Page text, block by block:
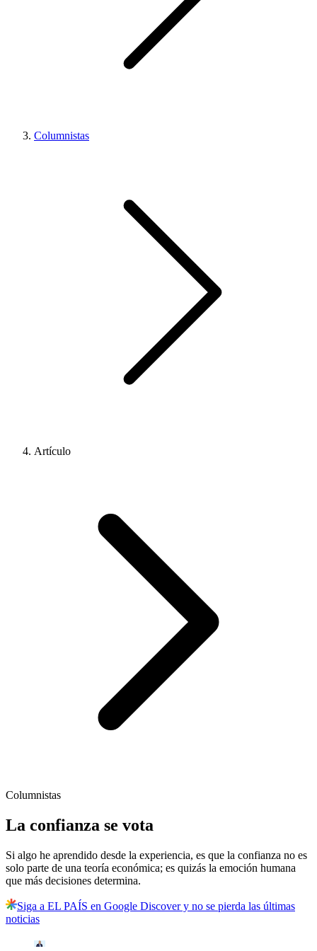
Columnistas
Artículo
Columnistas
La confianza se vota
Si algo he aprendido desde la experiencia, es que la confianza no es
solo parte de una teoría económica; es quizás la emoción humana
que más decisiones determina.
Siga a EL PAÍS en Google Discover y no se pierda las últimas
noticias